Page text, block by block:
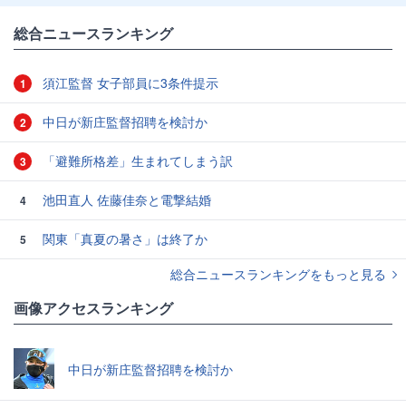
総合ニュースランキング
1 須江監督 女子部員に3条件提示
2 中日が新庄監督招聘を検討か
3 「避難所格差」生まれてしまう訳
4 池田直人 佐藤佳奈と電撃結婚
5
関東「真夏の暑さ」は終了か
総合ニュースランキングをもっと見る
画像アクセスランキング
中日が新庄監督招聘を検討か